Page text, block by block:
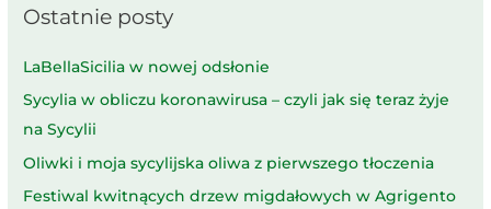
Ostatnie posty
LaBellaSicilia w nowej odsłonie
Sycylia w obliczu koronawirusa – czyli jak się teraz żyje
na Sycylii
Oliwki i moja sycylijska oliwa z pierwszego tłoczenia
Festiwal kwitnących drzew migdałowych w Agrigento